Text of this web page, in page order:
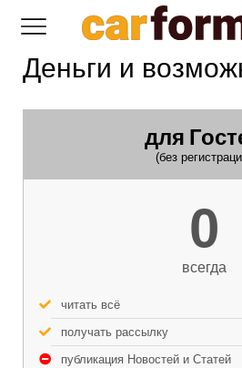
Деньги и
для
(без
0
всегда
читать всё
получать рассылку
публикация Новостей и Статей